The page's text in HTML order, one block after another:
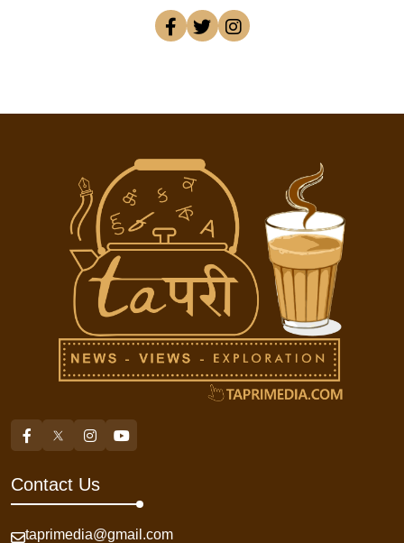
Contact Us
taprimedia@gmail.com